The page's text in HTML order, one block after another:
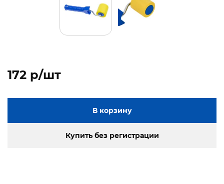
172 p/шт
В корзину
Купить без регистрации